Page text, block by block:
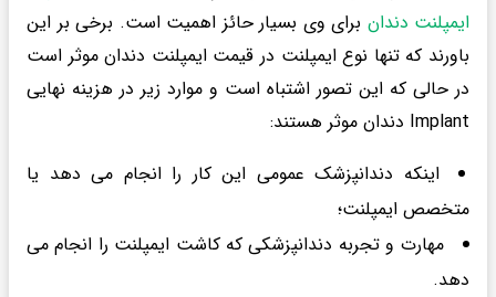
ایمپلنت دندان برای وی بسیار حائز اهمیت است. برخی بر این
باورند که تنها نوع ایمپلنت در قیمت ایمپلنت دندان موثر است
در حالی که این تصور اشتباه است و موارد زیر در هزینه نهایی
Implant دندان موثر هستند:
اینکه دندانپزشک عمومی این کار را انجام می دهد یا
متخصص ایمپلنت؛
مهارت و تجربه دندانپزشکی که کاشت ایمپلنت را انجام می
دهد.